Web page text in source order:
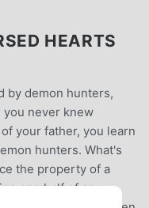
HEARTS
demon hunters,
never knew
your father, you learn
hunters. What's
the property of a
one half of an